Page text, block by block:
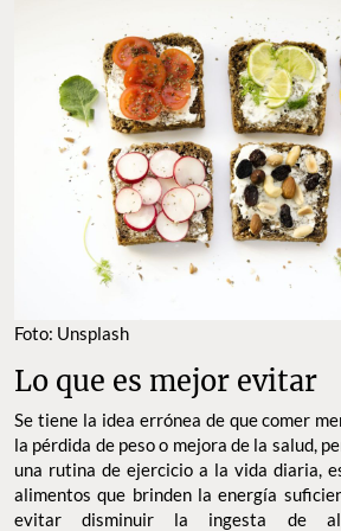
Foto: Unsplash
Lo que es mejor evitar
Se tiene la idea errónea de que comer
la pérdida de peso o mejora de la salud,
una rutina de ejercicio a la vida diaria,
alimentos que brinden la energía
evitar disminuir la ingesta de